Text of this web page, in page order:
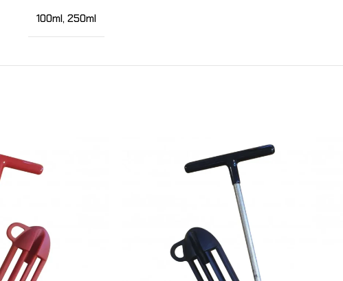
100ml, 250ml